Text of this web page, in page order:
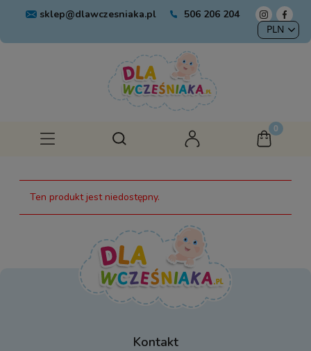
sklep@dlawczesniaka.pl 506 206 204
Ten produkt jest niedostępny.
Kontakt